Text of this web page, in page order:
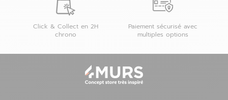
Click & Collect en 2H
chrono
Paiement sécurisé avec
multiples options